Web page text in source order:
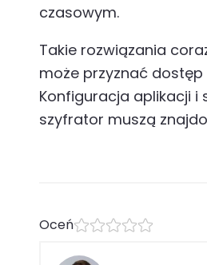
czasowym.
Takie rozwiązania
może przyznać
Konfiguracja aplikacji i
szyfrator muszą
Oceń